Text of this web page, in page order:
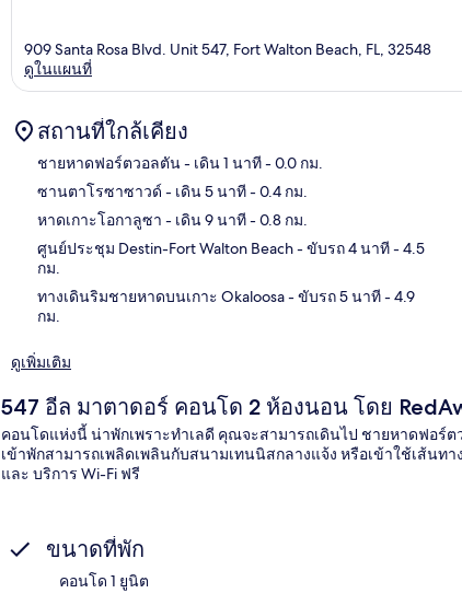
909 Santa Rosa Blvd. Unit 547, Fort Walton Beach, FL, 32548
ดูในแผนที่
สถานที่ใกล้เคียง
ชายหาดฟอร์ตวอลตัน- เดิน 1 นาที- 0.0 กม.
ซานตาโรซาซาวด์ - เดิน 5 นาที- 0.4 กม.
หาดเกาะโอกาลูซา - เดิน 9 นาที- 0.8 กม.
ศูนย์ประชุม Destin-Fort Walton Beach- ขับรถ 4 นาที- 4.5
กม.
ทางเดินริมชายหาดบนเกาะ Okaloosa- ขับรถ 5 นาที- 4.9
กม.
ดูเพิ่มเติม
547 อีล มาตาดอร์ คอนโด 2 ห้องนอน โดย
คอนโดแห่งนี้ น่าพักเพราะทำเลดี คุณจะสามารถเดินไป ชายหาดฟอร์ต
เข้าพักสามารถเพลิดเพลินกับสนามเทนนิสกลางแจ้ง หรือเข้าใช้เส้นท
และ บริการ Wi-Fi ฟรี
ขนาดที่พัก
คอนโด 1 ยูนิต